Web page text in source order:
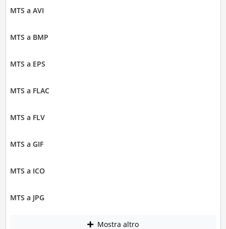
MTS a AVI
MTS a BMP
MTS a EPS
MTS a FLAC
MTS a FLV
MTS a GIF
MTS a ICO
MTS a JPG
Mostra altro